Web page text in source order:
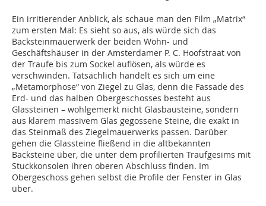
Ein irritierender Anblick, als schaue man den Film „Matrix“
zum ersten Mal: Es sieht so aus, als würde sich das
Backsteinmauerwerk der beiden Wohn- und
Geschäftshäuser in der Amsterdamer P. C. Hoofstraat von
der Traufe bis zum Sockel auflösen, als würde es
verschwinden. Tatsächlich handelt es sich um eine
„Metamorphose“ von Ziegel zu Glas, denn die Fassade des
Erd- und das halben Obergeschosses besteht aus
Glassteinen – wohlgemerkt nicht Glasbausteine, sondern
aus klarem massivem Glas gegossene Steine, die exakt in
das Steinmaß des Ziegelmauerwerks passen. Darüber
gehen die Glassteine fließend in die altbekannten
Backsteine über, die unter dem profilierten Traufgesims mit
Stuckkonsolen ihren oberen Abschluss finden. Im
Obergeschoss gehen selbst die Profile der Fenster in Glas
über.